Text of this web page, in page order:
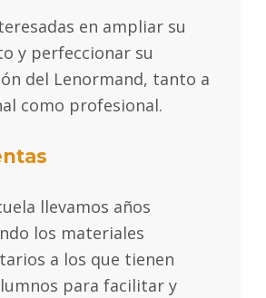
en ampliar su
y perfeccionar su
del Lenormand, tanto a
como profesional.
llevamos años
los materiales
a los que tienen
para facilitar y